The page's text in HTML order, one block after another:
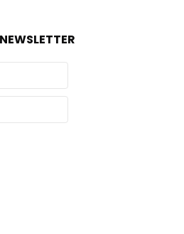
e óleo de abacate.
petrolatos e corantes
o creme, massageando
intensificar o tratamento,
hidratação ou toalha
Deixe agir de 3 a 5
linha Crespos.